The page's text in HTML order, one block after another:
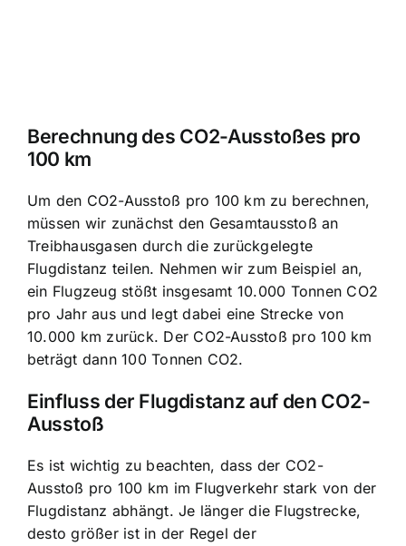
Berechnung des CO2-Ausstoßes pro
100 km
Um den CO2-Ausstoß pro 100 km zu berechnen,
müssen wir zunächst den Gesamtausstoß an
Treibhausgasen durch die zurückgelegte
Flugdistanz teilen. Nehmen wir zum Beispiel an,
ein Flugzeug stößt insgesamt 10.000 Tonnen CO2
pro Jahr aus und legt dabei eine Strecke von
10.000 km zurück. Der CO2-Ausstoß pro 100 km
beträgt dann 100 Tonnen CO2.
Einfluss der Flugdistanz auf den CO2-
Ausstoß
Es ist wichtig zu beachten, dass der CO2-
Ausstoß pro 100 km im Flugverkehr stark von der
Flugdistanz abhängt. Je länger die Flugstrecke,
desto größer ist in der Regel der